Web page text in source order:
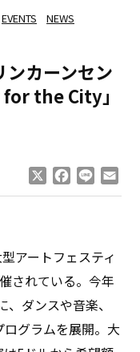
EVENTS NEWS
ンカーンセン
the City」
Facebook
Line
アートフェスティ
されている。今年
ダンスや音楽、
グラムを展開。大